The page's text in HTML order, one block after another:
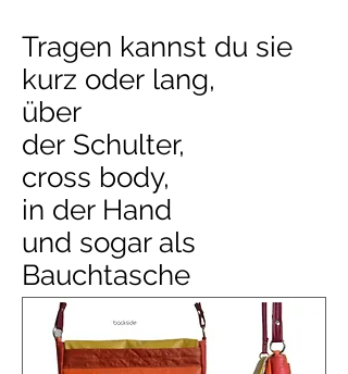
Tragen kannst du sie
kurz oder lang,
über
der Schulter,
cross body,
in der Hand
und sogar als
Bauchtasche